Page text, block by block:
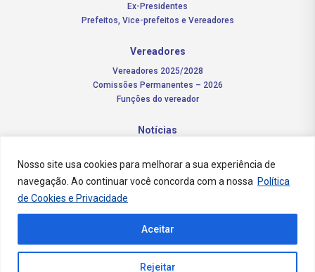
Nosso site usa cookies para melhorar a sua experiência de
navegação. Ao continuar você concorda com a nossa Política
de Cookies e Privacidade
Rejeitar
Aceitar
Ex-Presidentes
Prefeitos, Vice-prefeitos e Vereadores
Vereadores
Vereadores 2025/2028
Comissões Permanentes – 2026
Funções do vereador
Notícias
Transparência Pública